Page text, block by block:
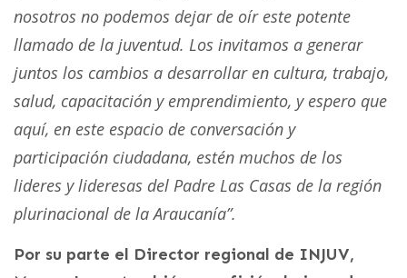
nosotros no podemos dejar de oír este potente
llamado de la juventud. Los invitamos a generar
juntos los cambios a desarrollar en cultura, trabajo,
salud, capacitación y emprendimiento, y espero que
aquí, en este espacio de conversación y
participación ciudadana, estén muchos de los
lideres y lideresas del Padre Las Casas de la región
plurinacional de la Araucanía”.
Por su parte el Director regional de INJUV,